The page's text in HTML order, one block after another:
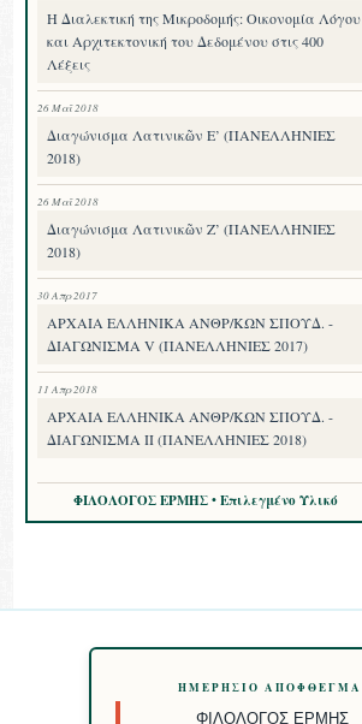
Η Διαλεκτική της Μικροδομής: Οικονομία Λόγου
και Αρχιτεκτονική του Δεδομένου στις 400
Λέξεις
26 Μαΐ 2018
Διαγώνισμα Λατινικῶν Ε’ (ΠΑΝΕΛΛΗΝΙΕΣ
2018)
26 Μαΐ 2018
Διαγώνισμα Λατινικῶν Ζ’ (ΠΑΝΕΛΛΗΝΙΕΣ
2018)
30 Απρ 2017
ΑΡΧΑΙΑ ΕΛΛΗΝΙΚΑ ΑΝΘΡ/ΚΩΝ ΣΠΟΥΔ. -
ΔΙΑΓΩΝΙΣΜΑ V (ΠΑΝΕΛΛΗΝΙΕΣ 2017)
11 Απρ 2018
ΑΡΧΑΙΑ ΕΛΛΗΝΙΚΑ ΑΝΘΡ/ΚΩΝ ΣΠΟΥΔ. -
ΔΙΑΓΩΝΙΣΜΑ II (ΠΑΝΕΛΛΗΝΙΕΣ 2018)
ΦΙΛΟΛΟΓΟΣ ΕΡΜΗΣ • Επιλεγμένο Υλικό
ΗΜΕΡΉΣΙΟ ΑΠΌΦΘΕΓΜΑ
ΦΙΛΌΛΟΓΟΣ ΕΡΜΉΣ